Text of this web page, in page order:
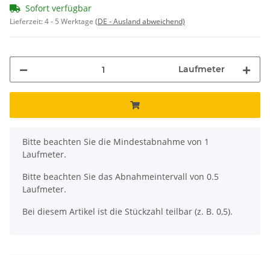
Sofort verfügbar
Lieferzeit:4 - 5 Werktage (DE - Ausland abweichend)
Laufmeter
x
Bitte beachten Sie die Mindestabnahme von 1
Laufmeter.
Bitte beachten Sie das Abnahmeintervall von 0.5
Laufmeter.
Bei diesem Artikel ist die Stückzahl teilbar (z. B. 0,5).